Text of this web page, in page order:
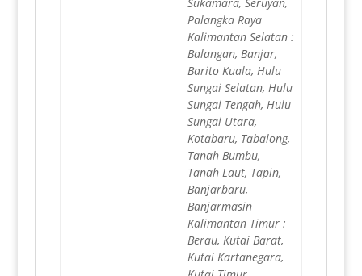
Palangka Raya
Kalimantan Selatan :
Balangan, Banjar,
Barito Kuala, Hulu
Sungai Selatan, Hulu
Sungai Tengah, Hulu
Sungai Utara,
Kotabaru, Tabalong,
Tanah Bumbu,
Tanah Laut, Tapin,
Banjarbaru,
Banjarmasin
Kalimantan Timur :
Berau, Kutai Barat,
Kutai Kartanegara,